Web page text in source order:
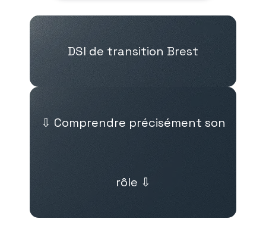
DSI de transition Brest
⇩ Comprendre précisément son
rôle ⇩